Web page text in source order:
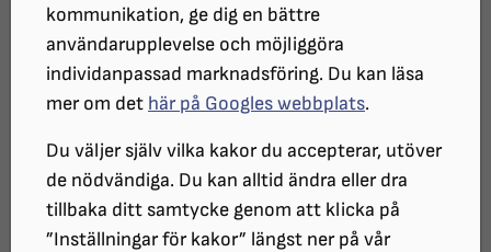
kommunikation, ge dig en bättre
användarupplevelse och möjliggöra
individanpassad marknadsföring. Du kan läsa
mer om det här på Googles webbplats.
Du väljer själv vilka kakor du accepterar, utöver
de nödvändiga. Du kan alltid ändra eller dra
tillbaka ditt samtycke genom att klicka på
”Inställningar för kakor” längst ner på vår
ungdomar med synnedsättning!
2026-10-16
SLUTDATUM:
2026-10-18